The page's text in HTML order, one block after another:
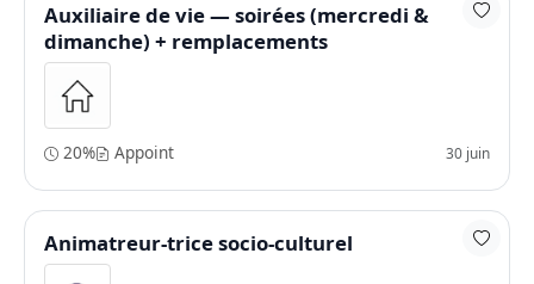
Auxiliaire de vie — soirées (mercredi &
dimanche) + remplacements
20% Appoint 30 juin
Animatreur-trice socio-culturel